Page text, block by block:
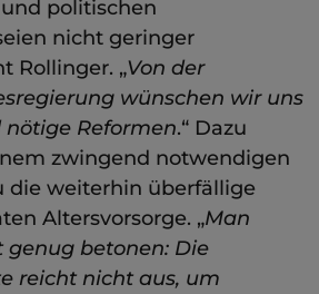
politischen
nicht geringer
Rollinger. „Von der
wünschen wir uns
Reformen.“ Dazu
zwingend notwendigen
die weiterhin überfällige
Altersvorsorge. „Man
genug betonen: Die
reicht nicht aus, um